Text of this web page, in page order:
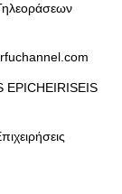
EPICHEIRISEIS